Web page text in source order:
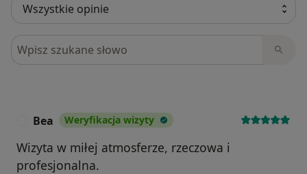
Szukaj w opiniach
Bea Weryfikacja wizyty
Wizyta w miłej atmosferze, rzeczowa i
profesjonalna.